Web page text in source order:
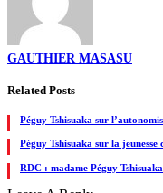
GAUTHIER MASASU
Related Posts
Péguy Tshisuaka sur
Péguy Tshisuaka sur la
RDC : madame Péguy